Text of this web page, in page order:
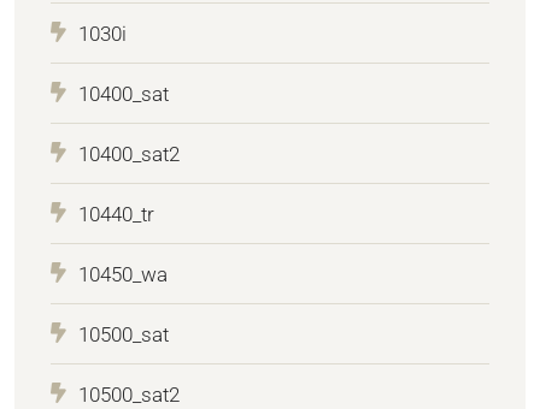
1030i
10400_sat
10400_sat2
10440_tr
10450_wa
10500_sat
10500_sat2